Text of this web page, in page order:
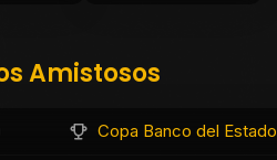
Amistosos
Copa Banco del Estado